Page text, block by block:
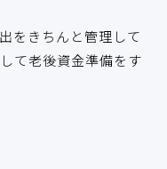
をきちんと管理して
て老後資金準備をす